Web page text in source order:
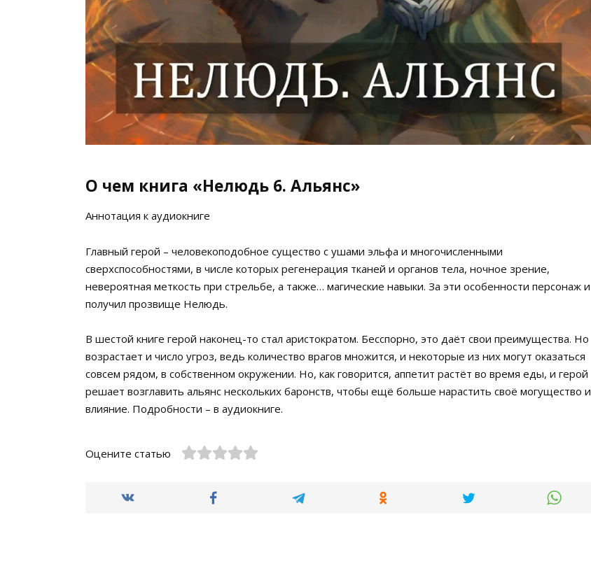
О чем книга «Нелюдь 6. Альянс»
Аннотация к аудиокниге
Главный герой – человекоподобное существо с ушами эльфа и многочисленными
сверхспособностями, в числе которых регенерация тканей и органов тела, ночное зрение,
невероятная меткость при стрельбе, а также… магические навыки. За эти особенности персонаж и
получил прозвище Нелюдь.
В шестой книге герой наконец-то стал аристократом. Бесспорно, это даёт свои преимущества. Но
возрастает и число угроз, ведь количество врагов множится, и некоторые из них могут оказаться
совсем рядом, в собственном окружении. Но, как говорится, аппетит растёт во время еды, и герой
решает возглавить альянс нескольких баронств, чтобы ещё больше нарастить своё могущество и
влияние. Подробности – в аудиокниге.
Оцените статью